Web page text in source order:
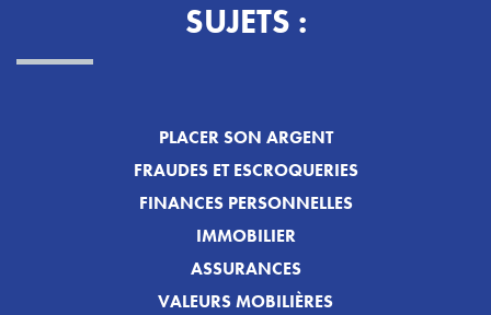
SUJETS :
PLACER SON ARGENT
FRAUDES ET ESCROQUERIES
FINANCES PERSONNELLES
IMMOBILIER
ASSURANCES
VALEURS MOBILIÈRES